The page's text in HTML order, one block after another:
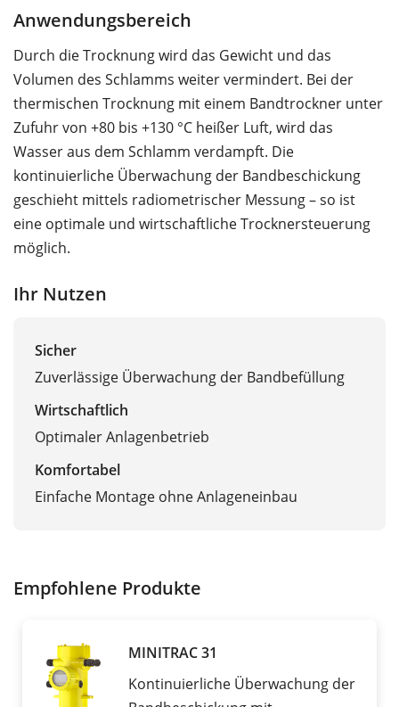
Anwendungsbereich
Durch die Trocknung wird das Gewicht und das
Volumen des Schlamms weiter vermindert. Bei der
thermischen Trocknung mit einem Bandtrockner unter
Zufuhr von +80 bis +130 °C heißer Luft, wird das
Wasser aus dem Schlamm verdampft. Die
kontinuierliche Überwachung der Bandbeschickung
geschieht mittels radiometrischer Messung – so ist
eine optimale und wirtschaftliche Trocknersteuerung
möglich.
Ihr Nutzen
Sicher
Zuverlässige Überwachung der Bandbefüllung
Wirtschaftlich
Optimaler Anlagenbetrieb
Komfortabel
Einfache Montage ohne Anlageneinbau
Empfohlene Produkte
MINITRAC 31
Kontinuierliche Überwachung der